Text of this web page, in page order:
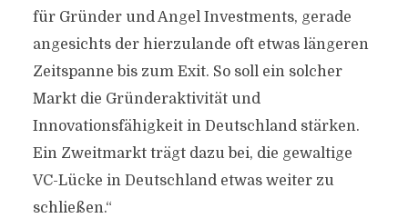
für Gründer und Angel Investments, gerade
angesichts der hierzulande oft etwas längeren
Zeitspanne bis zum Exit. So soll ein solcher
Markt die Gründeraktivität und
Innovationsfähigkeit in Deutschland stärken.
Ein Zweitmarkt trägt dazu bei, die gewaltige
VC-Lücke in Deutschland etwas weiter zu
schließen.“